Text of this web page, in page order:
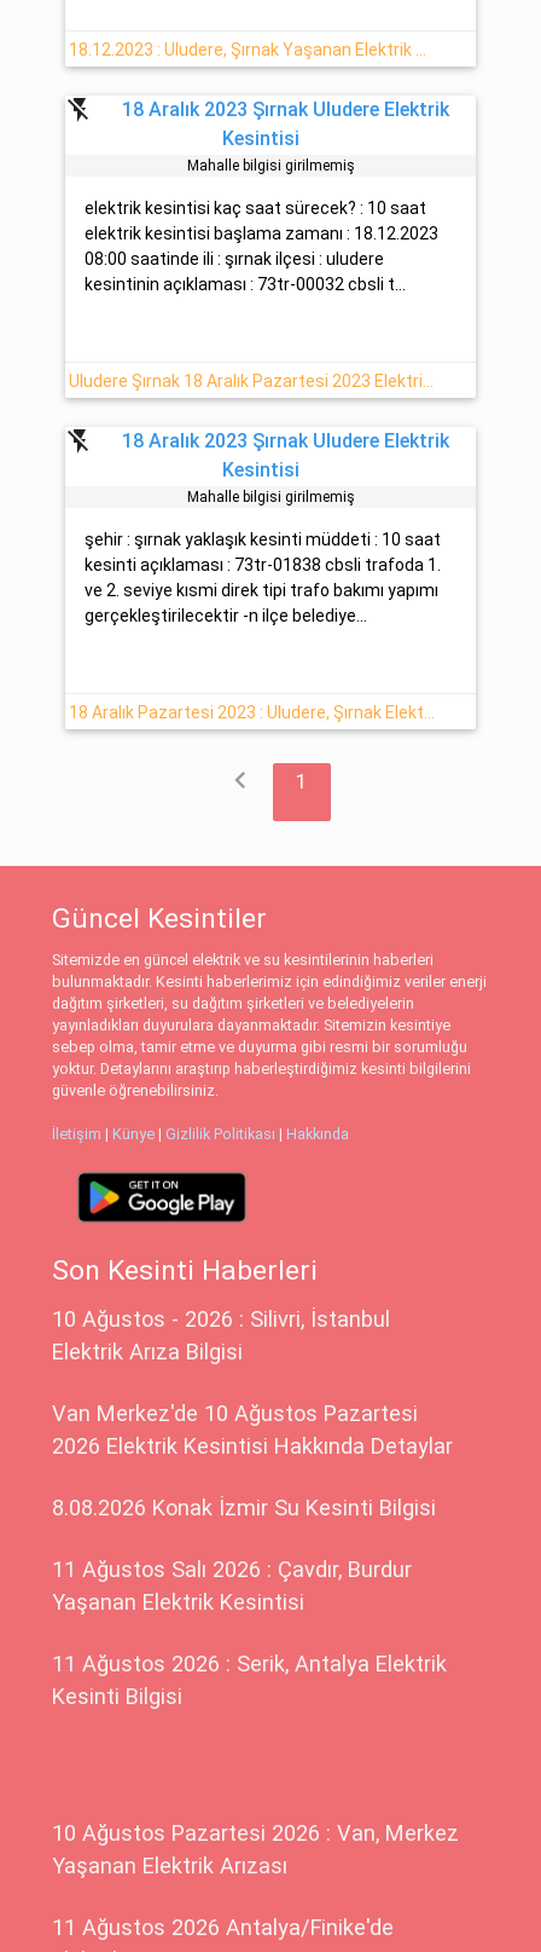
flash_off
18 Aralık 2023 Şırnak Uludere Elektrik
Kesintisi
Mahalle bilgisi girilmemiş
elektrik kesintisi kaç saat sürecek? : 10 saat
elektrik kesintisi başlama zamanı : 18.12.2023
08:00 saatinde ili : şırnak ilçesi : uludere
kesintinin açıklaması : 73tr-00032 cbsli t...
flash_off
18 Aralık 2023 Şırnak Uludere Elektrik
Kesintisi
Mahalle bilgisi girilmemiş
şehir : şırnak yaklaşık kesinti müddeti : 10 saat
kesinti açıklaması : 73tr-01838 cbsli trafoda 1.
ve 2. seviye kısmi direk tipi trafo bakımı yapımı
gerçekleştirilecektir -n ilçe belediye...
chevron_left 1
Güncel Kesintiler
Sitemizde en güncel elektrik ve su kesintilerinin haberleri
bulunmaktadır. Kesinti haberlerimiz için edindiğimiz veriler enerji
dağıtım şirketleri, su dağıtım şirketleri ve belediyelerin
yayınladıkları duyurulara dayanmaktadır. Sitemizin kesintiye
sebep olma, tamir etme ve duyurma gibi resmi bir sorumluğu
yoktur. Detaylarını araştırıp haberleştirdiğimiz kesinti bilgilerini
güvenle öğrenebilirsiniz.
İletişim | Künye | Gizlilik Politikası | Hakkında
Son Kesinti Haberleri
10 Ağustos - 2026 : Silivri, İstanbul
Elektrik Arıza Bilgisi
Van Merkez'de 10 Ağustos Pazartesi
2026 Elektrik Kesintisi Hakkında Detaylar
8.08.2026 Konak İzmir Su Kesinti Bilgisi
11 Ağustos Salı 2026 : Çavdır, Burdur
Yaşanan Elektrik Kesintisi
11 Ağustos 2026 : Serik, Antalya Elektrik
Kesinti Bilgisi
10 Ağustos Pazartesi 2026 : Van, Merkez
Yaşanan Elektrik Arızası
11 Ağustos 2026 Antalya/Finike'de